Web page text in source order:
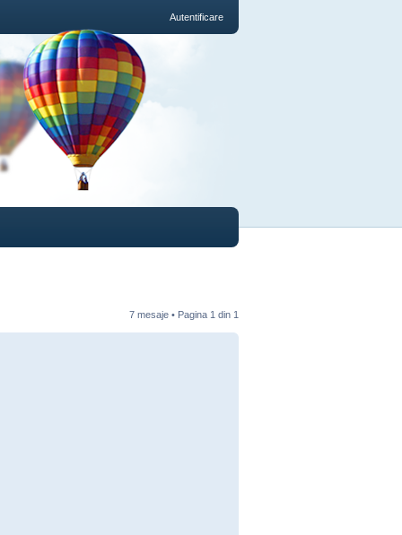
Autentificare
7 mesaje • Pagina 1 din 1